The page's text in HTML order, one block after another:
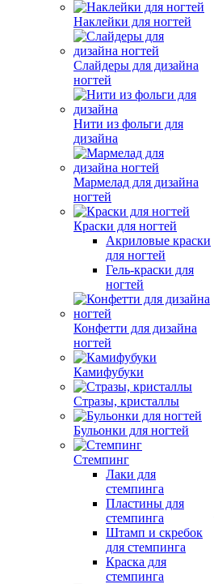
Наклейки для ногтей
Слайдеры для дизайна
ногтей
Нити из фольги для
дизайна
Мармелад для дизайна
ногтей
Краски для ногтей
Акриловые краски
для ногтей
Гель-краски для
ногтей
Конфетти для дизайна
ногтей
Камифубуки
Стразы, кристаллы
Бульонки для ногтей
Стемпинг
Лаки для
стемпинга
Пластины для
стемпинга
Штамп и скребок
для стемпинга
Краска для
стемпинга